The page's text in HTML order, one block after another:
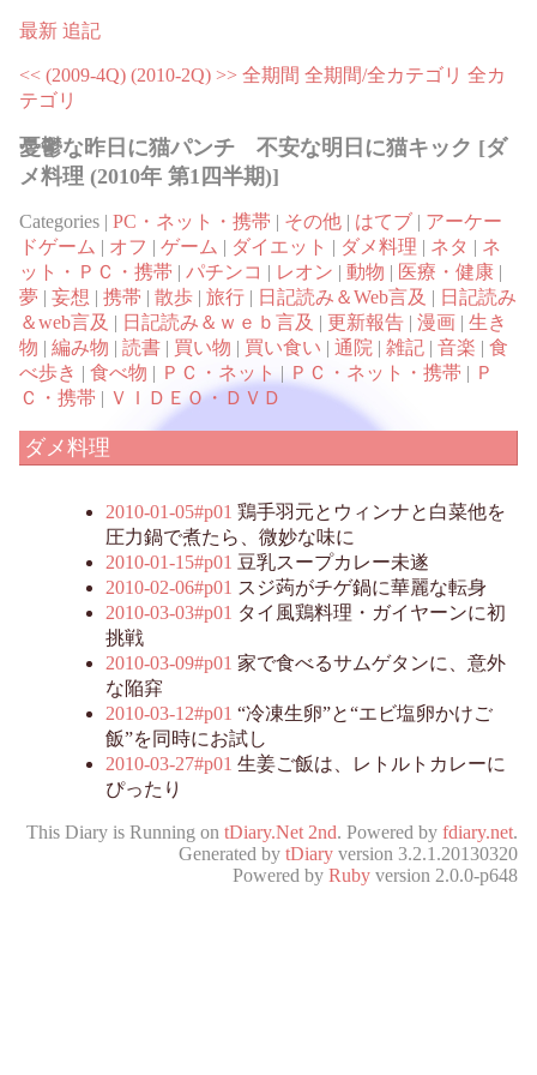
最新 追記
<< (2009-4Q) (2010-2Q) >> 全期間 全期間/全カテゴリ 全カ
テゴリ
憂鬱な昨日に猫パンチ 不安な明日に猫キック [ダ
メ料理 (2010年 第1四半期)]
Categories | PC・ネット・携帯 | その他 | はてブ | アーケー
ドゲーム | オフ | ゲーム | ダイエット | ダメ料理 | ネタ | ネ
ット・ＰＣ・携帯 | パチンコ | レオン | 動物 | 医療・健康 |
夢 | 妄想 | 携帯 | 散歩 | 旅行 | 日記読み＆Web言及 | 日記読み
＆web言及 | 日記読み＆ｗｅｂ言及 | 更新報告 | 漫画 | 生き
物 | 編み物 | 読書 | 買い物 | 買い食い | 通院 | 雑記 | 音楽 | 食
べ歩き | 食べ物 | ＰＣ・ネット | ＰＣ・ネット・携帯 | Ｐ
Ｃ・携帯 | ＶＩＤＥＯ・ＤＶＤ
ダメ料理
2010-01-05#p01 鶏手羽元とウィンナと白菜他を
圧力鍋で煮たら、微妙な味に
2010-01-15#p01 豆乳スープカレー未遂
2010-02-06#p01 スジ蒟がチゲ鍋に華麗な転身
2010-03-03#p01 タイ風鶏料理・ガイヤーンに初
挑戦
2010-03-09#p01 家で食べるサムゲタンに、意外
な陥穽
2010-03-12#p01 “冷凍生卵”と“エビ塩卵かけご
飯”を同時にお試し
2010-03-27#p01 生姜ご飯は、レトルトカレーに
ぴったり
This Diary is Running on tDiary.Net 2nd. Powered by fdiary.net.
Generated by tDiary version 3.2.1.20130320
Powered by Ruby version 2.0.0-p648